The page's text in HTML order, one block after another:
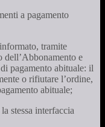
a pagamento
tramite
dell’Abbonamento e
pagamento abituale: il
o rifiutare l’ordine,
abituale;
stessa interfaccia